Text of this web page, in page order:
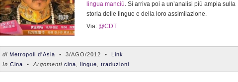
lingua manciù. Si arriva poi a un’analisi più ampia sulla
storia delle lingue e della loro assimilazione.
Via: @CDT
di Metropoli d'Asia • 3/AGO/2012 • Link
In Cina • Argomenti cina lingue traduzioni